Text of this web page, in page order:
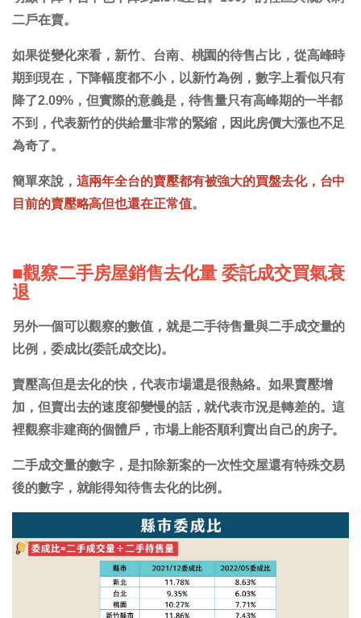
二戶在賣。
如果從變化來看，新竹、台南、桃園的待售占比，從高峰時
期到現在，下降幅度都不小，以新竹為例，數字上看似只有
降了2.09%，但實際的意義是，待售量只有高峰期的一半都
不到，代表新竹的供給量非常的緊縮，因此房價大漲也不足
為奇了。
簡單來說， 這兩年全台的賣壓都有被強大的買盤去化，台中
目前的賣壓略高但也還在正常值。
■觀察二手房屋銷售去化量 委託成交買氣衰
退
另外一個可以觀察的數值，就是二手待售量與二手成交量的
比例，委成比(委託成交比)。
賣壓高但是去化的快，代表市場還是很熱絡。如果賣壓增
加，但賣出去的速度卻變慢的話，就代表市況是轉差的。這
裡觀察非建商的個體戶，市場上能否順利賣出自己的房子。
二手成交量的數字，是扣除新案的一次性交屋還有特殊交易
後的數字，就能得知待售去化的比例。